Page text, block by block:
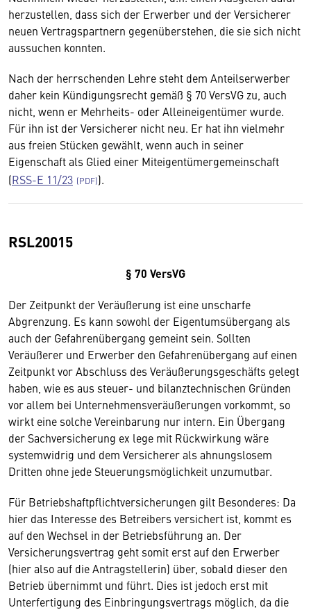
herzustellen, dass sich der Erwerber und der Versicherer
neuen Vertragspartnern gegenüberstehen, die sie sich nicht
aussuchen konnten.
Nach der herrschenden Lehre steht dem Anteilserwerber
daher kein Kündigungsrecht gemäß § 70 VersVG zu, auch
nicht, wenn er Mehrheits- oder Alleineigentümer wurde.
Für ihn ist der Versicherer nicht neu. Er hat ihn vielmehr
aus freien Stücken gewählt, wenn auch in seiner
Eigenschaft als Glied einer Miteigentümergemeinschaft
(RSS-E 11/23 ).
RSL20015
§ 70 VersVG
Der Zeitpunkt der Veräußerung ist eine unscharfe
Abgrenzung. Es kann sowohl der Eigentumsübergang als
auch der Gefahrenübergang gemeint sein. Sollten
Veräußerer und Erwerber den Gefahrenübergang auf einen
Zeitpunkt vor Abschluss des Veräußerungsgeschäfts gelegt
haben, wie es aus steuer- und bilanztechnischen Gründen
vor allem bei Unternehmensveräußerungen vorkommt, so
wirkt eine solche Vereinbarung nur intern. Ein Übergang
der Sachversicherung ex lege mit Rückwirkung wäre
systemwidrig und dem Versicherer als ahnungslosem
Dritten ohne jede Steuerungsmöglichkeit unzumutbar.
Für Betriebshaftpflichtversicherungen gilt Besonderes: Da
hier das Interesse des Betreibers versichert ist, kommt es
auf den Wechsel in der Betriebsführung an. Der
Versicherungsvertrag geht somit erst auf den Erwerber
(hier also auf die Antragstellerin) über, sobald dieser den
Betrieb übernimmt und führt. Dies ist jedoch erst mit
Unterfertigung des Einbringungsvertrags möglich, da die